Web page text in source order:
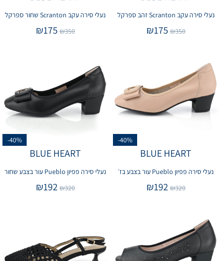
נעלי סירה עקב Scranton זהב ספרקל
₪350
₪175
נעלי סירה עקב Scranton שחור ספרקל
₪350
₪175
-40%
BLUE HEART
נעלי סירה פפיון Pueblo עור בצבע בז׳
₪320
₪192
-40%
BLUE HEART
נעלי סירה פפיון Pueblo עור בצבע שחור
₪320
₪192